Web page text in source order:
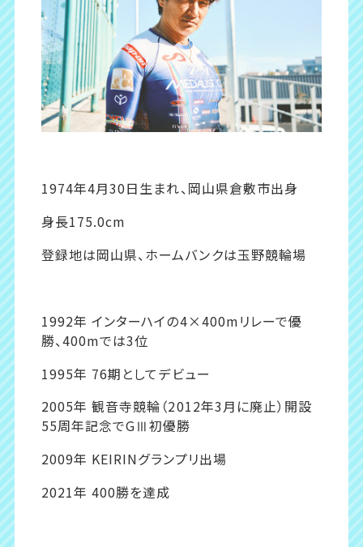
1974年4月30日生まれ、岡山県倉敷市出身
身長175.0cm
登録地は岡山県、ホームバンクは玉野競輪場
1992年 インターハイの4×400mリレーで優
勝、400mでは3位
1995年 76期としてデビュー
2005年 観音寺競輪（2012年3月に廃止）開設
55周年記念でGⅢ初優勝
2009年 KEIRINグランプリ出場
2021年 400勝を達成